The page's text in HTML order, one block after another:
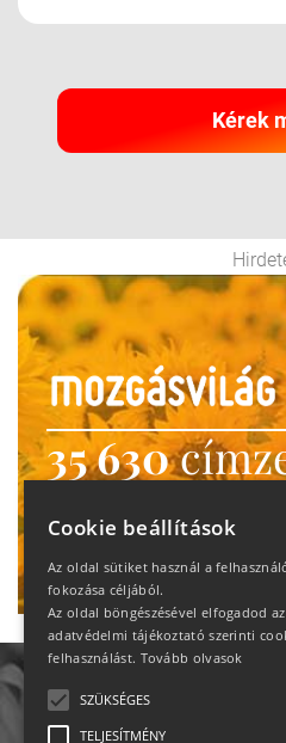
Kérek
35 630
heti
Ne maradj
Cookie beállítások
Az oldal sütiket használ a
fokozása céljából.
Az oldal böngészésével elfogadod az
adatvédelmi tájékoztató szerinti
felhasználást. Tovább olvasok
SZÜKSÉGES
TELJESÍTMÉNY